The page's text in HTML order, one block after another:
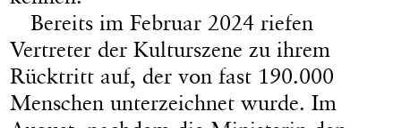
Bereits im Februar 2024 riefen
Vertreter der Kulturszene zu ihrem
Rücktritt auf, der von fast 190.000
Menschen unterzeichnet wurde. Im